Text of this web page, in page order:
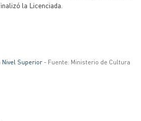
la Licenciada.
Nivel Superior - Fuente: Ministerio de Cultura